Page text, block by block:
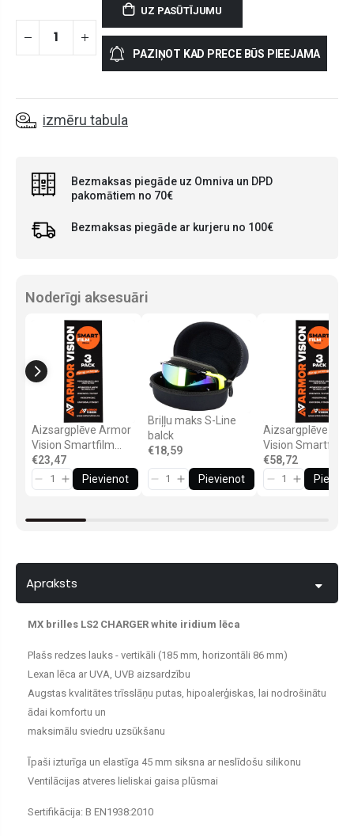
UZ PASŪTĪJUMU
PAZIŅOT KAD PRECE BŪS PIEEJAMA
izmēru tabula
Bezmaksas piegāde uz Omniva un DPD
pakomātiem no 70€
Bezmaksas piegāde ar kurjeru no 100€
Noderīgi aksesuāri
Aizsargplēve Armor
Vision Smartfilm
Tear-Off Film 50mm
- 3gab.
€23,47
Pievienot
Briļļu maks S-Line
balck
€18,59
Pievienot
Aizsargplēve
Vision Smartfilm
Tear-Off Film
- 3gab.
€58,72
Apraksts
MX brilles LS2 CHARGER white iridium lēca
Plašs redzes lauks - vertikāli (185 mm, horizontāli 86 mm)
Lexan lēca ar UVA, UVB aizsardzību
Augstas kvalitātes trīsslāņu putas, hipoalerģiskas, lai nodrošinātu
ādai komfortu un
maksimālu sviedru uzsūkšanu
Īpaši izturīga un elastīga 45 mm siksna ar neslīdošu silikonu
Ventilācijas atveres lieliskai gaisa plūsmai
Sertifikācija: B EN1938:2010